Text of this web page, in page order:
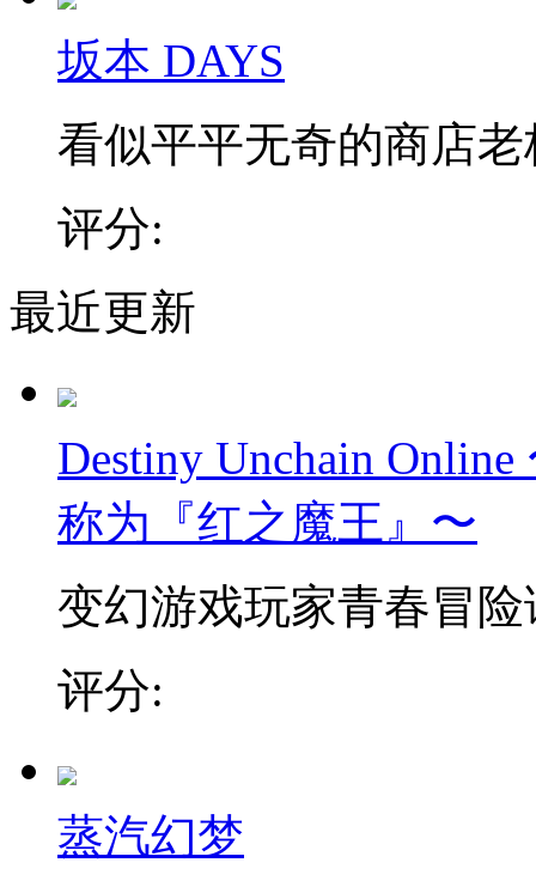
坂本 DAYS
看似平平无奇的商店老
评分:
最近更新
Destiny Unchain
称为『红之魔王』〜
变幻游戏玩家青春冒险
评分:
蒸汽幻梦